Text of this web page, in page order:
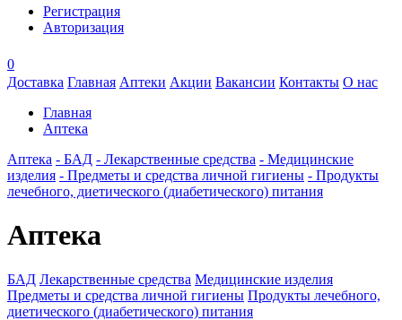
Регистрация
Авторизация
0
Доставка Главная Аптеки Акции Вакансии Контакты О нас
Главная
Аптека
Аптека - БАД - Лекарственные средства - Медицинские
изделия - Предметы и средства личной гигиены - Продукты
лечебного, диетического (диабетического) питания
Аптека
БАД Лекарственные средства Медицинские изделия
Предметы и средства личной гигиены Продукты лечебного,
диетического (диабетического) питания